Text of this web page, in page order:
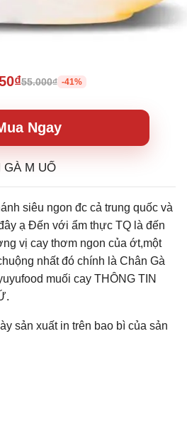
55.000₫ -41%
Ngay
GÀ M UỐ
siêu ngon đc cả trung quốc và
ạ Đến với ẩm thực TQ là đến
vị cay thơm ngon của ớt,một
nhất đó chính là Chân Gà
muối cay THÔNG TIN
sản xuất in trên bao bì của sản